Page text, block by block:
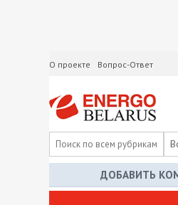
О проекте Вопрос-Ответ
ДОБАВИТЬ